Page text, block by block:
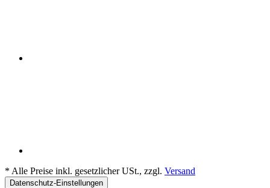
* Alle Preise inkl. gesetzlicher USt., zzgl. Versand
Datenschutz-Einstellungen